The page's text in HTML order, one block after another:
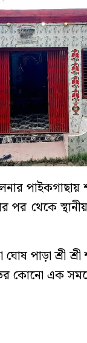
পাইকগাছায়
পর থেকে
পাড়া শ্রী
কোনো এক